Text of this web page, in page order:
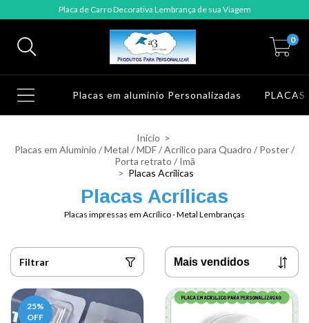
Placa de Carro Decorativa Lembrança de sua Viagem
0
Placas em alumínio Personalizadas PLACAS
Início >
Placas em Alumínio / Metal / MDF / Acrílico para Quadro / Poster /
Porta retrato / Imã
> Placas Acrílicas
Placas Acrílicas
Placas impressas em Acrílico - Metal Lembranças
Filtrar
25%
OFF